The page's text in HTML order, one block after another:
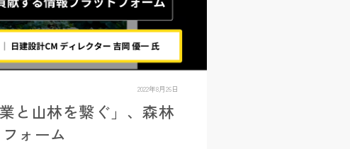
2022年8月26日
と山林を繋ぐ」、森林
ォーム